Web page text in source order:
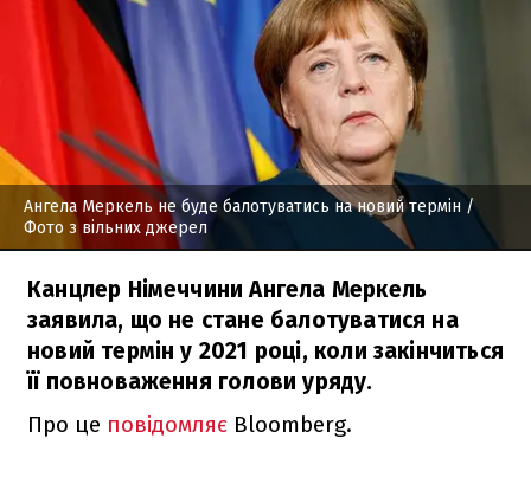
Ангела Меркель не буде балотуватись на новий термін /
Фото з вільних джерел
Канцлер Німеччини Ангела Меркель
заявила, що не стане балотуватися на
новий термін у 2021 році, коли закінчиться
її повноваження голови уряду.
Про це повідомляє Bloomberg.